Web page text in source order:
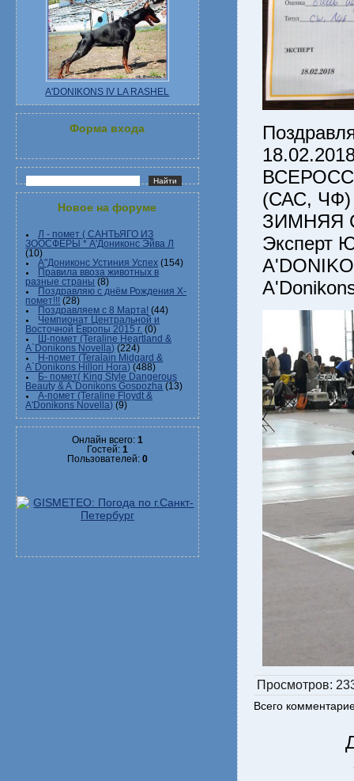
A'DONIKONS IV LA RASHEL
Форма входа
Новое на форуме
Л - помет ( САНТЬЯГО ИЗ
ЗООСФЕРЫ * А'Дониконс Эйва Л
(10)
А"Дониконс Устиния Успех (154)
Правила ввоза животных в
разные страны (8)
Поздравляю с днём Рождения Х-
помет!!! (28)
Поздравляем с 8 Марта! (44)
Чемпионат Центральной и
Восточной Европы 2015 г. (0)
Ш-помет (Teraline Heartland &
A`Donikons Novella) (224)
Н-помет (Teralain Midgard &
A`Donikons Hillori Hora) (488)
Б- помет( King Style Dangerous
Beauty & A`Donikons Gospozha (13)
А-помет (Teraline Floydt &
A'Donikons Novella) (9)
Онлайн всего: 1
Гостей: 1
Пользователей: 0
(САС, ЧФ)
ЗИМНЯЯ
Эксперт
Просмотров:
Всего